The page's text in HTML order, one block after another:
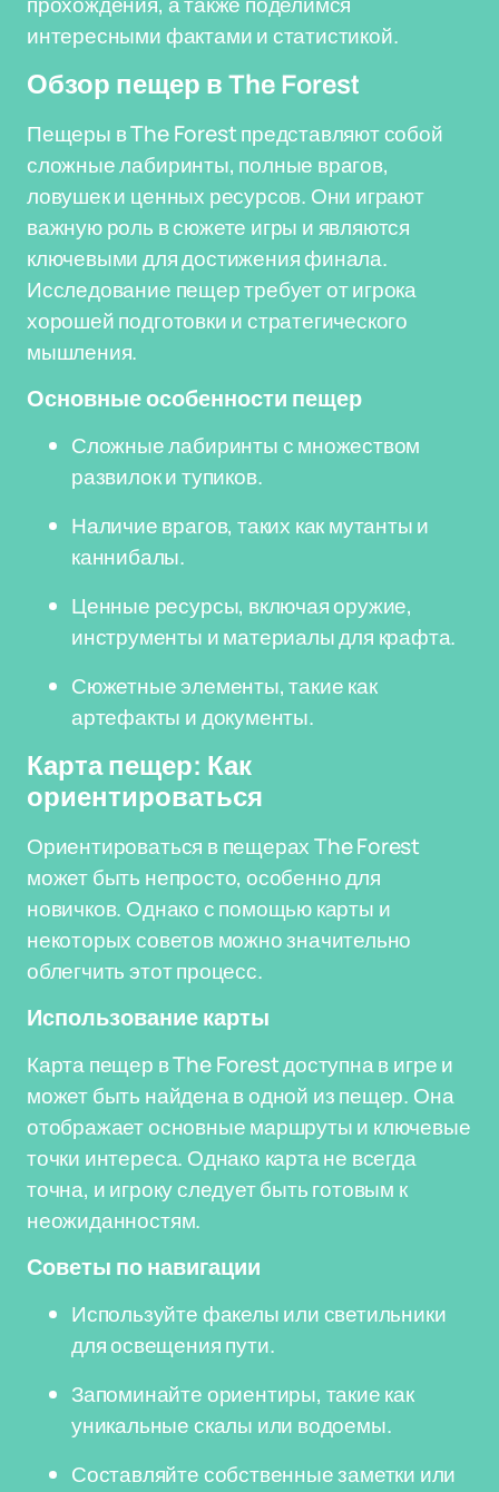
интересными фактами и статистикой.
Обзор пещер в The Forest
Пещеры в The Forest представляют собой
сложные лабиринты, полные врагов,
ловушек и ценных ресурсов. Они играют
важную роль в сюжете игры и являются
ключевыми для достижения финала.
Исследование пещер требует от игрока
хорошей подготовки и стратегического
мышления.
Основные особенности пещер
Сложные лабиринты с множеством
развилок и тупиков.
Наличие врагов, таких как мутанты и
каннибалы.
Ценные ресурсы, включая оружие,
инструменты и материалы для крафта.
Сюжетные элементы, такие как
артефакты и документы.
Карта пещер: Как
ориентироваться
Ориентироваться в пещерах The Forest
может быть непросто, особенно для
новичков. Однако с помощью карты и
некоторых советов можно значительно
облегчить этот процесс.
Использование карты
Карта пещер в The Forest доступна в игре и
может быть найдена в одной из пещер. Она
отображает основные маршруты и ключевые
точки интереса. Однако карта не всегда
точна, и игроку следует быть готовым к
неожиданностям.
Советы по навигации
Используйте факелы или светильники
для освещения пути.
Запоминайте ориентиры, такие как
уникальные скалы или водоемы.
Составляйте собственные заметки или